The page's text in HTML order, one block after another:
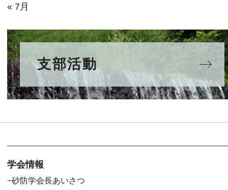
« 7月
支部活動
学会情報
砂防学会長あいさつ